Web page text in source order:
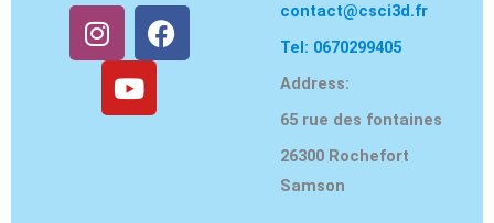
I
n
s
F
a
Y
u
T
contact@csci3d.fr
Tel: 0670299405
Address:
65 rue des fontaines
26300 Rochefort
Samson